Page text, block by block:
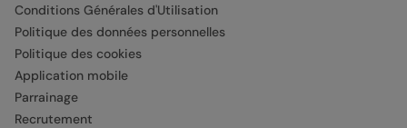
Conditions Générales d'Utilisation
Politique des données personnelles
Politique des cookies
Application mobile
Parrainage
Recrutement